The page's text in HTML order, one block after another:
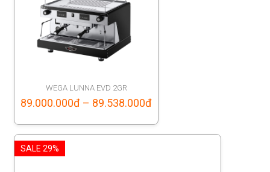
WEGA LUNNA EVD 2GR
89.000.000đ – 89.538.000đPrice
range:
89.000.000đ
SALE 29%